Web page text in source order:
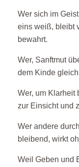
Wer sich im
eins weiß, bleibt
bewahrt.
Wer, Sanftmut
dem Kinde
Wer, um Klarheit
zur Einsicht und
Wer andere
bleibend, wirkt
Weil Geben und